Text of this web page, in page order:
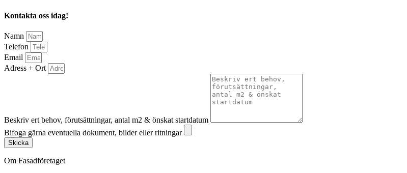
Kontakta oss idag!
Namn
Telefon
Email
Adress + Ort
Beskriv ert behov, förutsättningar, antal m2 & önskat startdatum
Bifoga gärna eventuella dokument, bilder eller ritningar
Skicka
Om Fasadföretaget